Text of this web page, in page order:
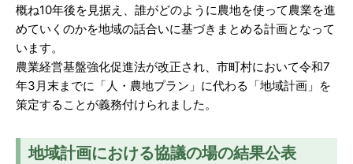
概ね10年後を見据え、誰がどのように農地を使って農業を進
めていくのかを地域の話合いに基づきまとめる計画となって
います。
農業経営基盤強化促進法が改正され、市町村において令和7
年3月末までに「人・農地プラン」に代わる「地域計画」を
策定することが義務付けられました。
地域計画における協議の場の結果公表